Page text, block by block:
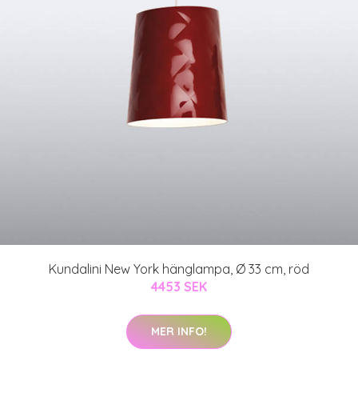
Kundalini New York hänglampa, Ø 33 cm, röd
4453 SEK
MER INFO!